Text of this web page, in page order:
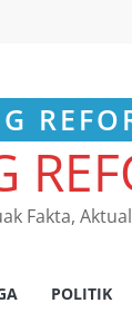
Fakta,
POLITIK